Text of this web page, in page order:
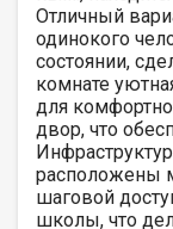
Отличный
одинокого
состоянии,
комнате
для
двор, что
расположены
шаговой
школы, что